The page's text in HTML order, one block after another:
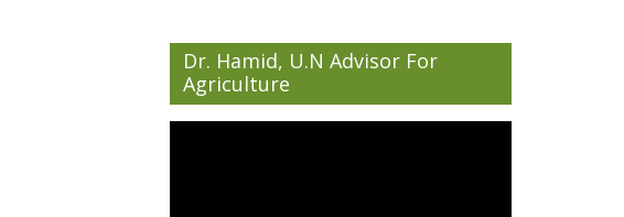
Dr. Hamid, U.N Advisor For
Agriculture